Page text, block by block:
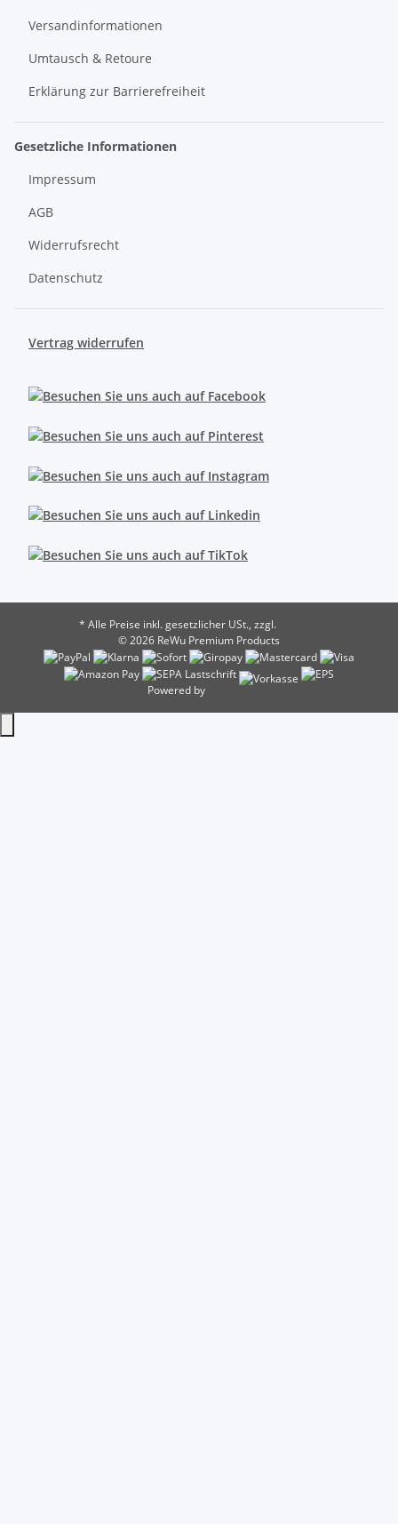
Versandinformationen
Umtausch & Retoure
Erklärung zur Barrierefreiheit
Gesetzliche Informationen
Impressum
AGB
Widerrufsrecht
Datenschutz
Vertrag widerrufen
* Alle Preise inkl. gesetzlicher USt., zzgl.
© 2026 ReWu Premium Products
Powered by JTL-Shop